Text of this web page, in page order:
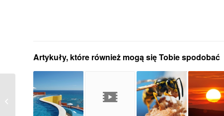
Artykuły, które również mogą się Tobie spodobać
HTML Styles